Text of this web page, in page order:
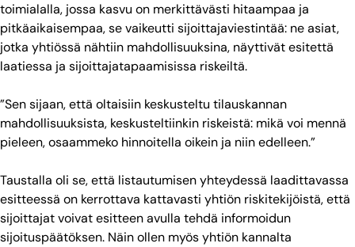
toimialalla, jossa kasvu on merkittävästi hitaampaa ja
pitkäaikaisempaa, se vaikeutti sijoittajaviestintää: ne asiat,
jotka yhtiössä nähtiin mahdollisuuksina, näyttivät esitettä
laatiessa ja sijoittajatapaamisissa riskeiltä.
”Sen sijaan, että oltaisiin keskusteltu tilauskannan
mahdollisuuksista, keskusteltiinkin riskeistä: mikä voi mennä
pieleen, osaammeko hinnoitella oikein ja niin edelleen.”
Taustalla oli se, että listautumisen yhteydessä laadittavassa
esitteessä on kerrottava kattavasti yhtiön riskitekijöistä, että
sijoittajat voivat esitteen avulla tehdä informoidun
sijoituspäätöksen. Näin ollen myös yhtiön kannalta